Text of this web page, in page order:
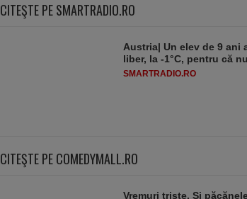
CITEŞTE PE SMARTRADIO.RO
Austria| Un elev de 9
liber, la -1°C, pentru că
SMARTRADIO.RO
CITEŞTE PE COMEDYMALL.RO
Vremuri triste. Şi